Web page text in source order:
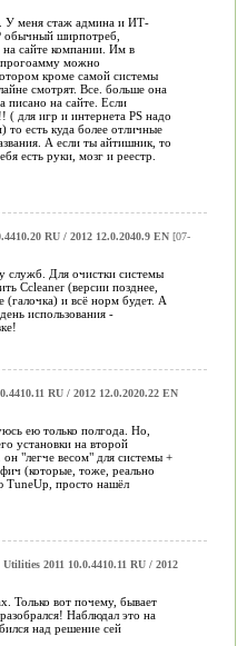
У меня стаж админа и ИТ-
обычный ширпотреб,
на сайте компании. Им в
прогоамму можно
кроме самой системы
смотрят. Все. больше она
писано на сайте. Если
( для игр и интернета PS надо
то есть куда более отличные
А если ты айтишник, то
есть руки, мозг и реестр.
RU / 2012 12.0.2040.9 EN[07-
служб. Для очистки системы
Ccleaner (версии позднее,
(галочка) и всё норм будет. А
использования -
RU / 2012 12.0.2020.22 EN
ею только полгода. Но,
установки на второй
"легче весом" для системы +
(которые, тоже, реально
просто нашёл
2011 10.0.4410.11 RU / 2012
Только вот почему, бывает
Наблюдал это на
над решение сей